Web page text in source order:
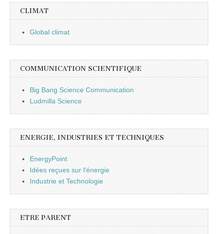
CLIMAT
Global climat
COMMUNICATION SCIENTIFIQUE
Big Bang Science Communication
Ludmilla Science
ENERGIE, INDUSTRIES ET TECHNIQUES
EnergyPoint
Idées reçues sur l'énergie
Industrie et Technologie
ETRE PARENT